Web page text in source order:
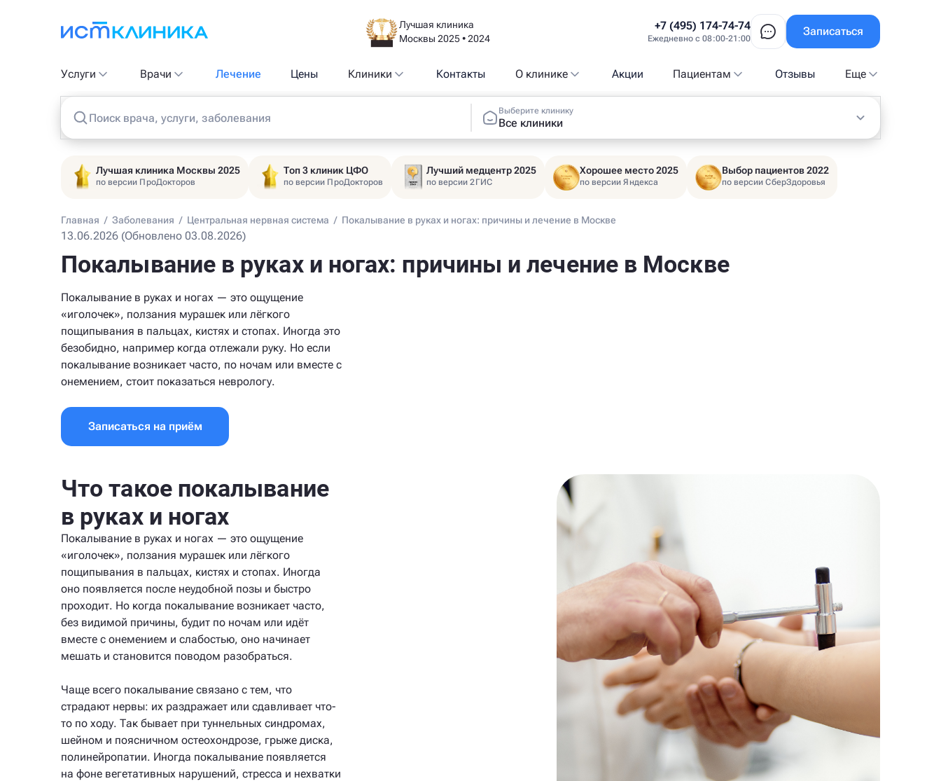
Лучшая клиника
Москвы 2025 • 2024
+7 (495) 174-74-74
Ежедневно с 08:00-21:00
Записаться
Услуги Врачи Лечение Цены Клиники Контакты О клинике Акции Пациентам Отзывы Еще
Поиск врача, услуги, заболевания
Выберите клинику
Все клиники
Лучшая клиника Москвы 2025
по версии ПроДокторов
Топ 3 клиник ЦФО
по версии ПроДокторов
Лучший медцентр 2025
по версии 2ГИС
Хорошее место 2025
по версии Яндекса
Выбор пациентов 2022
по версии СберЗдоровья
Главная / Заболевания / Центральная нервная система / Покалывание в руках и ногах: причины и лечение в Москве
13.06.2026 (Обновлено 03.08.2026)
Покалывание в руках и ногах: причины и лечение в Москве
Покалывание в руках и ногах — это ощущение
«иголочек», ползания мурашек или лёгкого
пощипывания в пальцах, кистях и стопах. Иногда это
безобидно, например когда отлежали руку. Но если
покалывание возникает часто, по ночам или вместе с
онемением, стоит показаться неврологу.
Записаться на приём
Что такое покалывание
в руках и ногах
Покалывание в руках и ногах — это ощущение
«иголочек», ползания мурашек или лёгкого
пощипывания в пальцах, кистях и стопах. Иногда
оно появляется после неудобной позы и быстро
проходит. Но когда покалывание возникает часто,
без видимой причины, будит по ночам или идёт
вместе с онемением и слабостью, оно начинает
мешать и становится поводом разобраться.
Чаще всего покалывание связано с тем, что
страдают нервы: их раздражает или сдавливает что-
то по ходу. Так бывает при туннельных синдромах,
шейном и поясничном остеохондрозе, грыже диска,
полинейропатии. Иногда покалывание появляется
на фоне вегетативных нарушений, стресса и нехватки